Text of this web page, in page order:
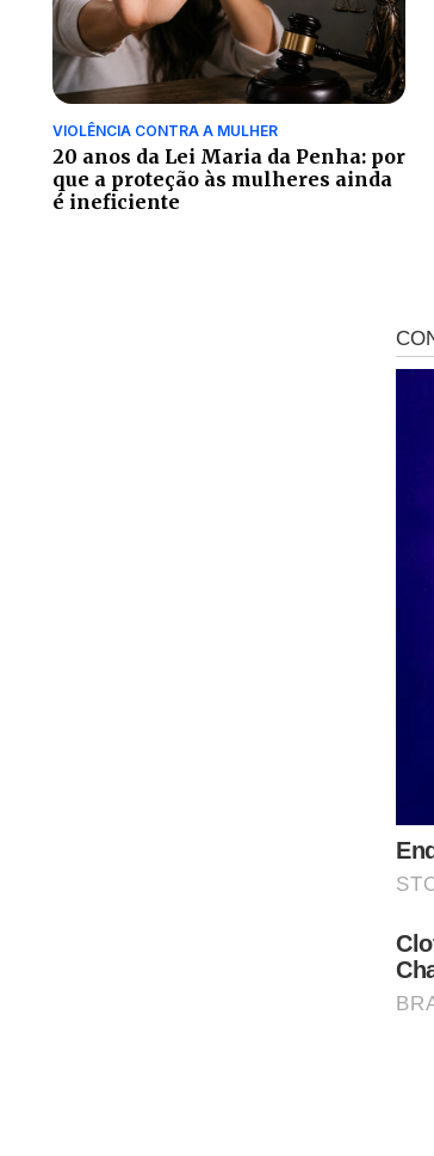
VIOLÊNCIA CONTRA A MULHER
20 anos da Lei Maria da Penha: por
que a proteção às mulheres ainda
é ineficiente